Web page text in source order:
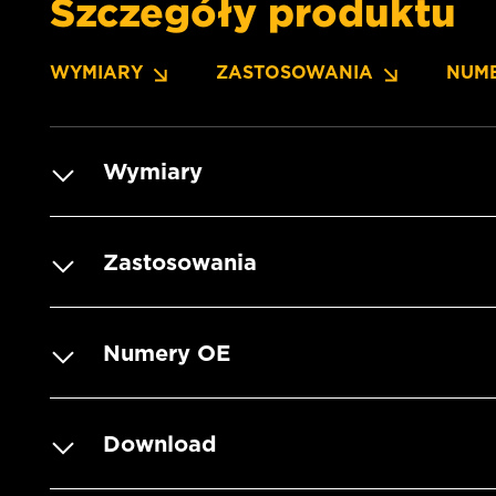
Szczegóły produktu
WYMIARY ZASTOSOWANIA
Wymiary
Zastosowania
Numery OE
Download